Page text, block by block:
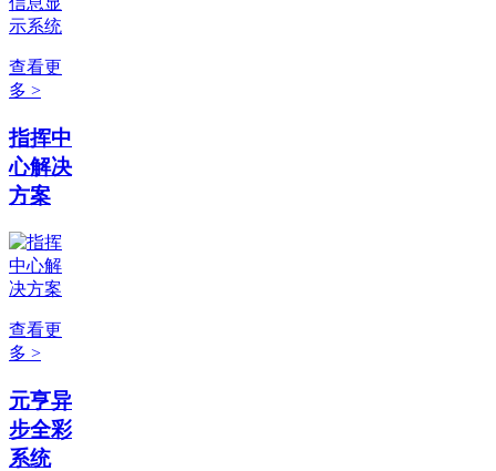
查看更
多 >
指挥中
心解决
方案
查看更
多 >
元亨异
步全彩
系统